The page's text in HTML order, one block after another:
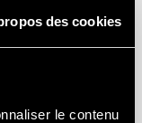
des cookies
le contenu